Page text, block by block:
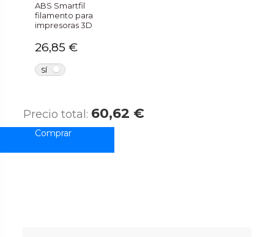
ABS Smartfil
filamento para
impresoras 3D
26,85 €
SÍ
Precio total: 60,62 €